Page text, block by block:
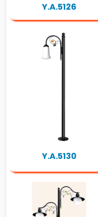
Y.A.5126
Y.A.5130